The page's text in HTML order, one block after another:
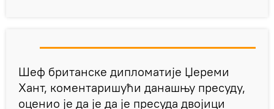
Шеф британске дипломатије Џереми
Хант, коментаришући данашњу пресуду,
оценио је да је да је пресуда двојици